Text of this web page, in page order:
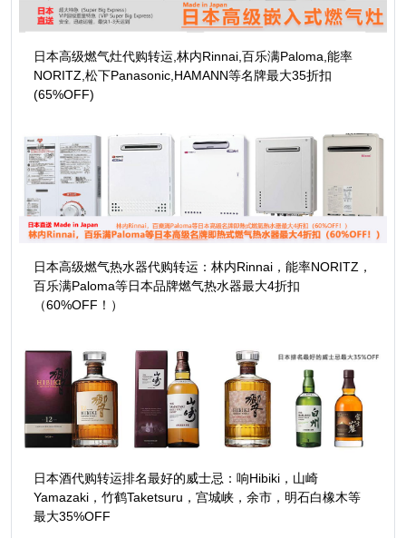
日本高级燃气灶代购转运,林内Rinnai,百乐满Paloma,能率
NORITZ,松下Panasonic,HAMANN等名牌最大35折扣
(65%OFF)
日本高级燃气热水器代购转运：林内Rinnai，能率NORITZ，
百乐满Paloma等日本品牌燃气热水器最大4折扣
（60%OFF！）
日本酒代购转运排名最好的威士忌：响Hibiki，山崎
Yamazaki，竹鹤Taketsuru，宫城峡，余市，明石白橡木等
最大35%OFF